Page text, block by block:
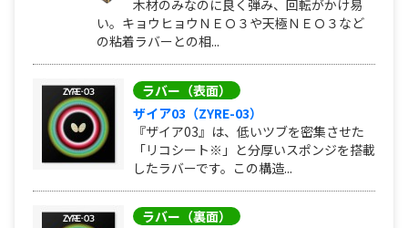
木材のみなのに良く弾み、回転がかけ易
い。キョウヒョウＮＥＯ３や天極ＮＥＯ３など
の粘着ラバーとの相...
ラバー（表面）
ザイア03（ZYRE-03）
『ザイア03』は、低いツブを密集させた
「リコシート※」と分厚いスポンジを搭載
したラバーです。この構造...
ラバー（裏面）